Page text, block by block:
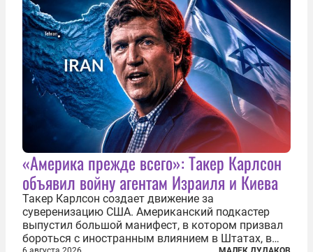
«Америка прежде всего»: Такер Карлсон
объявил войну агентам Израиля и Киева
Такер Карлсон создает движение за
суверенизацию США. Американский подкастер
выпустил большой манифест, в котором призвал
бороться с иностранным влиянием в Штатах, в